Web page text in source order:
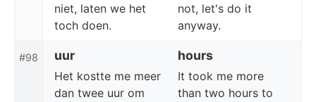
niet, laten we het
toch doen.
not, let's do it
anyway.
#98 uur hours
Het kostte me meer
dan twee uur om
It took me more
than two hours to